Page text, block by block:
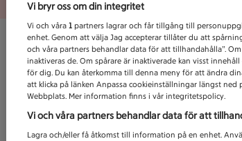
Vi bryr oss om din integritet
Vi och våra 1 partners lagrar och får tillgång till
enhet. Genom att välja Jag accepterar tillåter du att
och våra partners behandlar data för att tillhandahålla”.
inaktiveras de. Om spårare är inaktiverade kan visst
för dig. Du kan återkomma till denna meny för att ändra
att klicka på länken Anpassa cookieinställningar längst
Webbplats. Mer information finns i vår integritetspolicy.
Vi och våra partners behandlar data för att
Lagra och/eller få åtkomst till information på en enhet.